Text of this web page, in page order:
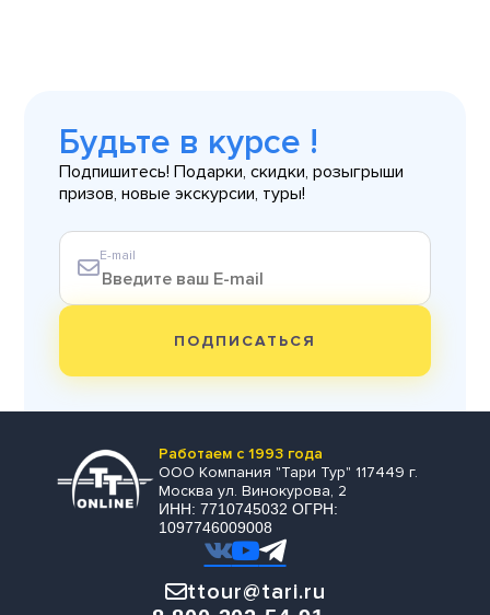
Будьте в курсе !
Подпишитесь! Подарки, скидки, розыгрыши
призов, новые экскурсии, туры!
E-mail
ПОДПИСАТЬСЯ
Работаем с 1993 года
ООО Компания "Тари Тур" 117449 г.
Москва ул. Винокурова, 2
ИНН: 7710745032 ОГРН:
1097746009008
ttour@tari.ru